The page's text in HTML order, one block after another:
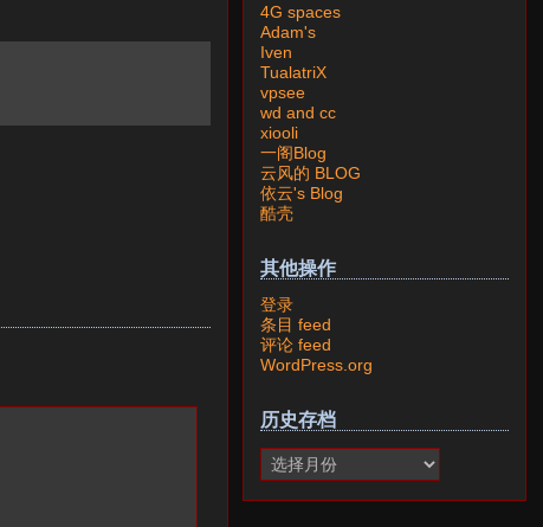
4G spaces
Adam's
Iven
TualatriX
vpsee
wd and cc
xiooli
一阁Blog
云风的 BLOG
依云's Blog
酷壳
其他操作
登录
条目 feed
评论 feed
WordPress.org
历史存档